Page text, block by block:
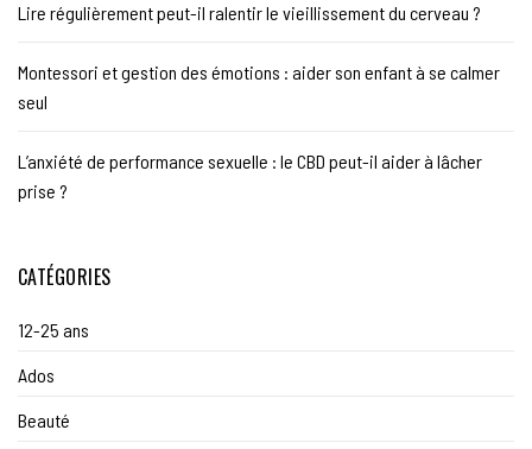
Lire régulièrement peut-il ralentir le vieillissement du cerveau ?
Montessori et gestion des émotions : aider son enfant à se calmer
seul
L’anxiété de performance sexuelle : le CBD peut-il aider à lâcher
prise ?
CATÉGORIES
12-25 ans
Ados
Beauté